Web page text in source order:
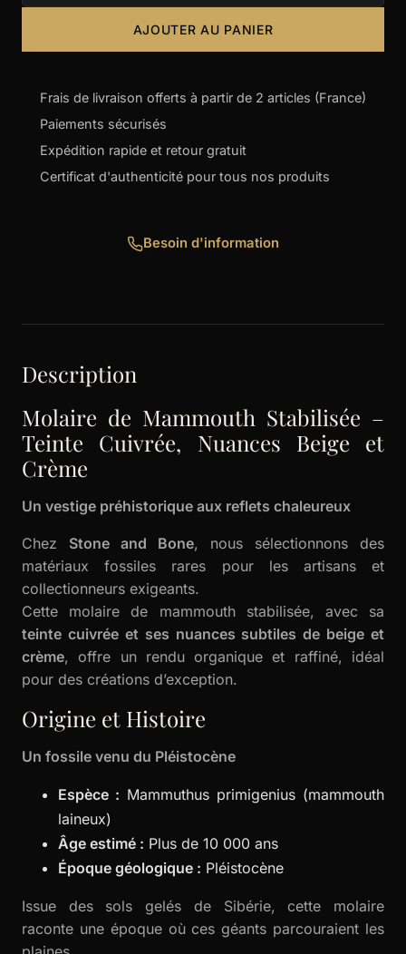
AJOUTER AU PANIER
Frais de livraison offerts à partir de 2 articles (France)
Paiements sécurisés
Expédition rapide et retour gratuit
Certificat d'authenticité pour tous nos produits
Besoin d'information
Description
Molaire de Mammouth Stabilisée –
Teinte Cuivrée, Nuances Beige et
Crème
Un vestige préhistorique aux reflets chaleureux
Chez Stone and Bone, nous sélectionnons des
matériaux fossiles rares pour les artisans et
collectionneurs exigeants.
Cette molaire de mammouth stabilisée, avec sa
teinte cuivrée et ses nuances subtiles de beige et
crème, offre un rendu organique et raffiné, idéal
pour des créations d’exception.
Origine et Histoire
Un fossile venu du Pléistocène
Espèce : Mammuthus primigenius (mammouth
laineux)
Âge estimé : Plus de 10 000 ans
Époque géologique : Pléistocène
Issue des sols gelés de Sibérie, cette molaire
raconte une époque où ces géants parcouraient les